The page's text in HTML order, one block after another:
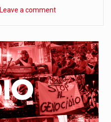
Leave a comment